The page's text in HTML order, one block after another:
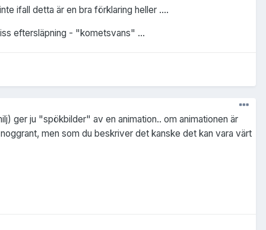
ifall detta är en bra förklaring heller ....
eftersläpning - "kometsvans" ...
ger ju "spökbilder" av en animation.. om animationen är
men som du beskriver det kanske det kan vara värt